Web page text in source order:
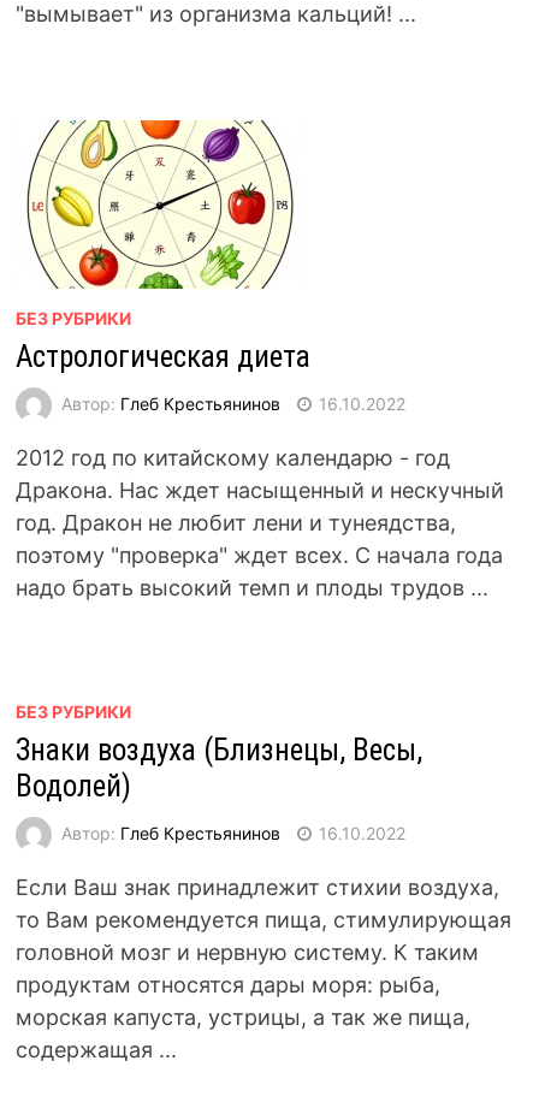
"вымывает" из организма кальций! ...
БЕЗ РУБРИКИ
Астрологическая диета
Автор: Глеб Крестьянинов 16.10.2022
2012 год по китайскому календарю - год
Дракона. Нас ждет насыщенный и нескучный
год. Дракон не любит лени и тунеядства,
поэтому "проверка" ждет всех. С начала года
надо брать высокий темп и плоды трудов ...
БЕЗ РУБРИКИ
Знаки воздуха (Близнецы, Весы,
Водолей)
Автор: Глеб Крестьянинов 16.10.2022
Если Ваш знак принадлежит стихии воздуха,
то Вам рекомендуется пища, стимулирующая
головной мозг и нервную систему. К таким
продуктам относятся дары моря: рыба,
морская капуста, устрицы, а так же пища,
содержащая ...